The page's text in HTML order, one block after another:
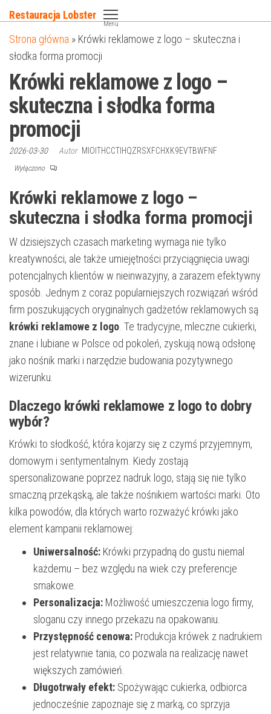
do
treści
Restauracja Lobster
Menu
Strona główna » Krówki reklamowe z logo – skuteczna i
słodka forma promocji
Krówki reklamowe z logo –
skuteczna i słodka forma
promocji
2026-03-30 Autor MIOITHCCTIHQZRSXFCHXK9EVTBWFNF
Wyłączono
Krówki reklamowe z logo –
skuteczna i słodka forma promocji
W dzisiejszych czasach marketing wymaga nie tylko
kreatywności, ale także umiejętności przyciągnięcia uwagi
potencjalnych klientów w nieinwazyjny, a zarazem efektywny
sposób. Jednym z coraz popularniejszych rozwiązań wśród
firm poszukujących oryginalnych gadżetów reklamowych są
krówki reklamowe z logo . Te tradycyjne, mleczne cukierki,
znane i lubiane w Polsce od pokoleń, zyskują nową odsłonę
jako nośnik marki i narzędzie budowania pozytywnego
wizerunku.
Dlaczego krówki reklamowe z logo to dobry
wybór?
Krówki to słodkość, która kojarzy się z czymś przyjemnym,
domowym i sentymentalnym. Kiedy zostają
spersonalizowane poprzez nadruk logo, stają się nie tylko
smaczną przekąską, ale także nośnikiem wartości marki. Oto
kilka powodów, dla których warto rozważyć krówki jako
element kampanii reklamowej:
Uniwersalność: Krówki przypadną do gustu niemal
każdemu – bez względu na wiek czy preferencje
smakowe.
Personalizacja: Możliwość umieszczenia logo firmy,
sloganu czy innego przekazu na opakowaniu.
Przystępność cenowa: Produkcja krówek z nadrukiem
jest relatywnie tania, co pozwala na realizację nawet
większych zamówień.
Długotrwały efekt: Spożywając cukierka, odbiorca
jednocześnie zapoznaje się z marką, co sprzyja